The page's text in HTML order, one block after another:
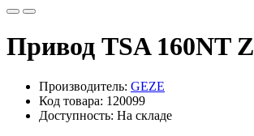
Привод TSA 160NT Z
Производитель: GEZE
Код товара: 120099
Доступность: На складе